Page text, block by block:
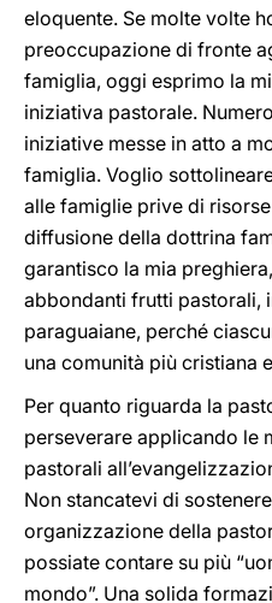
eloquente. Se molte volte
preoccupazione di fronte
famiglia, oggi esprimo la
iniziativa pastorale.
iniziative messe in atto a
famiglia. Voglio
alle famiglie prive di
diffusione della dottrina
garantisco la mia
abbondanti frutti pastorali,
paraguaiane, perché
una comunità più cristiana
Per quanto riguarda la
perseverare applicando le
pastorali
Non stancatevi di
organizzazione della
possiate contare su più
mondo”. Una solida